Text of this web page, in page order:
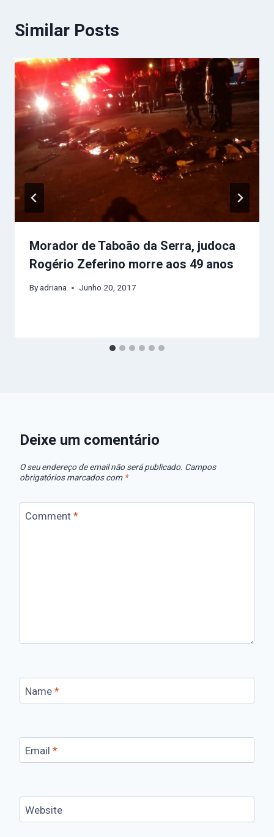
Similar Posts
Morador de Taboão da Serra, judoca
Rogério Zeferino morre aos 49 anos
Byadriana Junho 20, 2017
Deixe um comentário
O seu endereço de email não será publicado. Campos
obrigatórios marcados com *
Comment *
Name *
Email *
Website